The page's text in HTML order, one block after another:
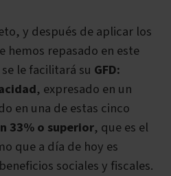
y después de aplicar los
hemos repasado en este
le facilitará su GFD:
, expresado en un
en una de estas cinco
33% o superior, que es el
que a día de hoy es
sociales y fiscales.